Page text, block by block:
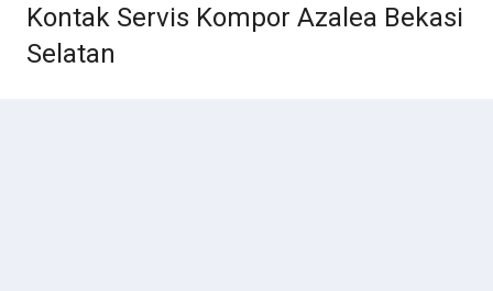
Kontak Servis Kompor Azalea Bekasi
Selatan